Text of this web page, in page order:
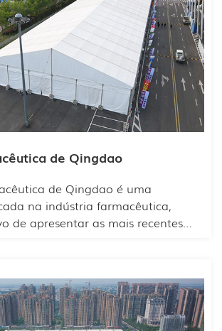
de Qingdao
de Qingdao é uma
na indústria farmacêutica,
de apresentar as mais recentes